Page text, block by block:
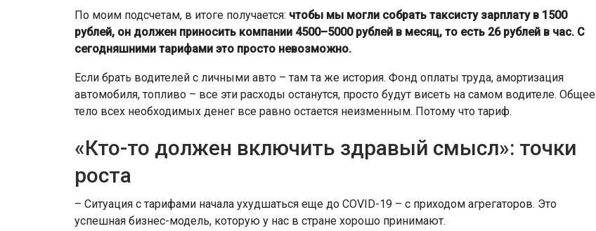
По моим подсчетам, в итоге получается: чтобы мы могли собрать таксисту зарплату в 1500
рублей, он должен приносить компании 4500–5000 рублей в месяц, то есть 26 рублей в час. С
сегодняшними тарифами это просто невозможно.
Если брать водителей с личными авто – там та же история. Фонд оплаты труда, амортизация
автомобиля, топливо – все эти расходы останутся, просто будут висеть на самом водителе. Общее
тело всех необходимых денег все равно остается неизменным. Потому что тариф.
«Кто-то должен включить здравый смысл»: точки
роста
– Ситуация с тарифами начала ухудшаться еще до COVID-19 – с приходом агрегаторов. Это
успешная бизнес-модель, которую у нас в стране хорошо принимают.